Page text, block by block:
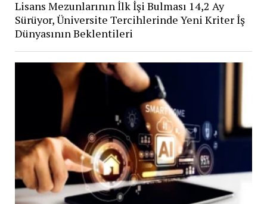
Lisans Mezunlarının İlk İşi Bulması 14,2 Ay
Sürüyor, Üniversite Tercihlerinde Yeni Kriter İş
Dünyasının Beklentileri